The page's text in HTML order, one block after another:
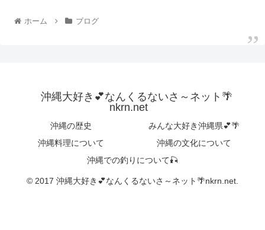
ホーム ブログ
沖縄大好き💕なんくるないさ～ネット🌴
nkrn.net
沖縄の歴史
みんな大好き沖縄県💕🌴
沖縄料理について
沖縄の文化について
沖縄での釣りについて🎣
© 2017 沖縄大好き💕なんくるないさ～ネット🌴nkrn.net.